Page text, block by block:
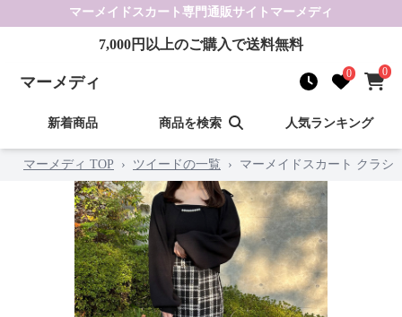
マーメイドスカート 専門通販サイト マーメディ
7,000円以上のご購入で送料無料
マーメディ 0 0
新着商品 商品を検索 人気ランキング
マーメディ TOP › ツイードの一覧 › マーメイドスカート クラシ